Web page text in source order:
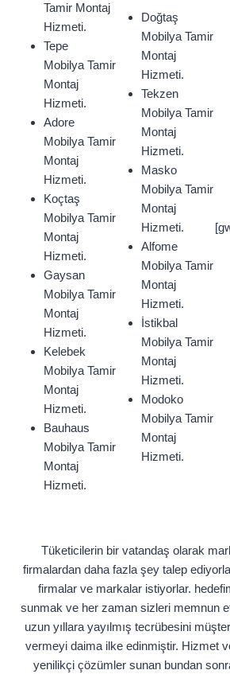
Tamir Montaj
Hizmeti.
Tepe
Mobilya Tamir
Montaj
Hizmeti.
Adore
Mobilya Tamir
Montaj
Hizmeti.
Koçtaş
Mobilya Tamir
Montaj
Hizmeti.
Gaysan
Mobilya Tamir
Montaj
Hizmeti.
Kelebek
Mobilya Tamir
Montaj
Hizmeti.
Bauhaus
Mobilya Tamir
Montaj
Hizmeti.
Doğtaş
Mobilya Tamir
Montaj
Hizmeti.
Tekzen
Mobilya Tamir
Montaj
Hizmeti.
Masko
Mobilya Tamir
Montaj
Hizmeti.
Alfome
Mobilya Tamir
Montaj
Hizmeti.
İstikbal
Mobilya Tamir
Montaj
Hizmeti.
Modoko
Mobilya Tamir
Montaj
Hizmeti.
Tüketicilerin bir vatandaş olarak
firmalardan daha fazla şey talep
firmalar ve markalar istiyorlar.
sunmak ve her zaman sizleri memnun
uzun yıllara yayılmış tecrübesini
vermeyi daima ilke edinmiştir. Hizmet
yenilikçi çözümler sunan bundan